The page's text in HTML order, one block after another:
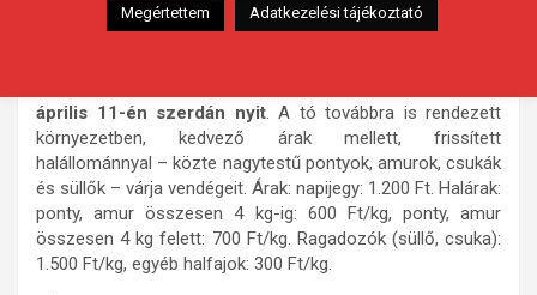
Tájékoztatjuk az érdeklődő
Horgásztársakat, hogy Szövetségünk kezelésében lévő
április 11-én szerdán nyit. A tó továbbra is rendezett
környezetben, kedvező árak mellett, frissített
halállománnyal – közte nagytestű pontyok, amurok, csukák
és süllők – várja vendégeit. Árak: napijegy: 1.200 Ft. Halárak:
ponty, amur összesen 4 kg-ig: 600 Ft/kg, ponty, amur
összesen 4 kg felett: 700 Ft/kg. Ragadozók (süllő, csuka):
1.500 Ft/kg, egyéb halfajok: 300 Ft/kg.
Megértettem Adatkezelési tájékoztató